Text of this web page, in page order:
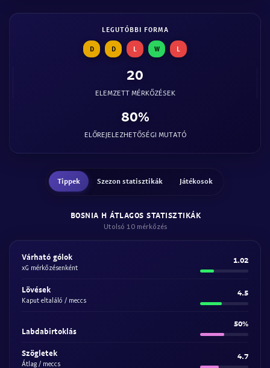
LEGUTÓBBI FORMA
D D L W L
20
ELEMZETT MÉRKŐZÉSEK
80%
ELŐREJELEZHETŐSÉGI MUTATÓ
Tippek Szezon statisztikák Játékosok
BOSNIA H ÁTLAGOS STATISZTIKÁK
Utolsó 10 mérkőzés
Várható gólok
xG mérkőzésenként
1.02
Lövések
Kaput eltaláló / meccs
4.5
Labdabirtoklás
50%
Szögletek
Átlag / meccs
4.7